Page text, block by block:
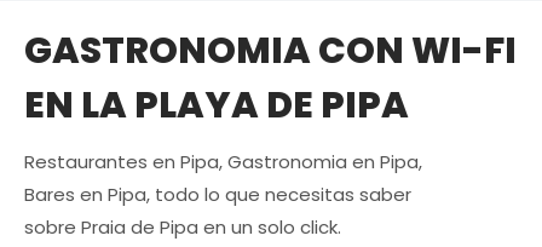
GASTRONOMIA CON WI-FI
EN LA PLAYA DE PIPA
Restaurantes en Pipa, Gastronomia en Pipa,
Bares en Pipa, todo lo que necesitas saber
sobre Praia de Pipa en un solo click.